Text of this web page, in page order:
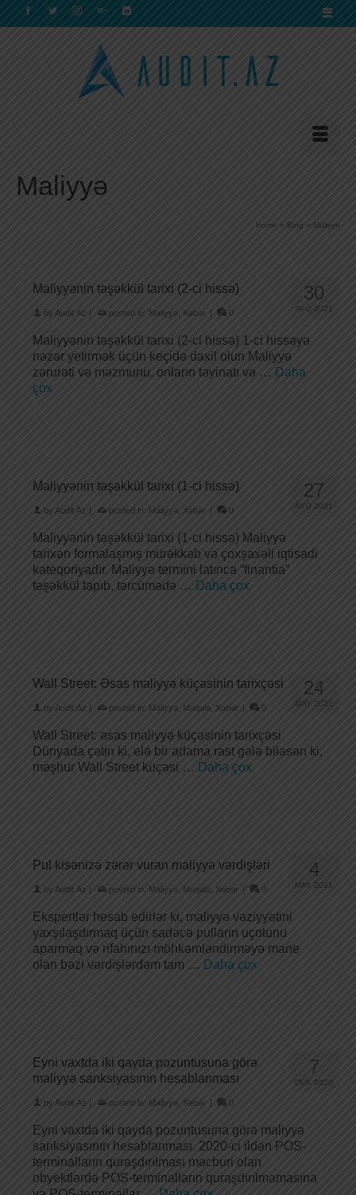
Maliyyə
Home » Blog » Maliyyə
30
AVQ 2021
Maliyyənin təşəkkül tarixi (2-ci hissə)
by Audit.Az | posted in: Maliyyə Xəbər | 0
Maliyyənin təşəkkül tarixi (2-ci hissə) 1-ci hissəyə
nəzər yetirmək üçün keçidə daxil olun Maliyyə
zərurəti və məzmunu, onların təyinatı və … Daha
çox
27
AVQ 2021
Maliyyənin təşəkkül tarixi (1-ci hissə)
by Audit.Az | posted in: Maliyyə Xəbər | 0
Maliyyənin təşəkkül tarixi (1-ci hissə) Maliyyə
tarixən formalaşmış mürəkkəb və çoxşaxəli iqtisadi
kateqoriyadır. Maliyyə termini latınca “finantia”
təşəkkül tapıb, tərcümədə … Daha çox
24
MAY 2021
Wall Street: Əsas maliyyə küçəsinin tarixçəsi
by Audit.Az | posted in: Maliyyə Məqalə Xəbər | 0
Wall Street: əsas maliyyə küçəsinin tarixçəsi
Dünyada çətin ki, elə bir adama rast gələ biləsən ki,
məşhur Wall Street küçəsi … Daha çox
4
MAY 2021
Pul kisənizə zərər vuran maliyyə vərdişləri
by Audit.Az | posted in: Maliyyə Məqalə Xəbər | 0
Ekspertlər hesab edirlər ki, maliyyə vəziyyətini
yaxşılaşdırmaq üçün sadəcə pulların uçotunu
aparmaq və rifahınızı möhkəmləndirməyə mane
olan bəzi vərdişlərdəm tam … Daha çox
7
DEK 2020
Eyni vaxtda iki qayda pozuntusuna görə
maliyyə sanksiyasının hesablanması
by Audit.Az | posted in: Maliyyə Xəbər | 0
Eyni vaxtda iki qayda pozuntusuna görə maliyyə
sanksiyasının hesablanması. 2020-ci ildən POS-
terminalların quraşdırılması məcburi olan
obyektlərdə POS-terminalların quraşdırılmamasına